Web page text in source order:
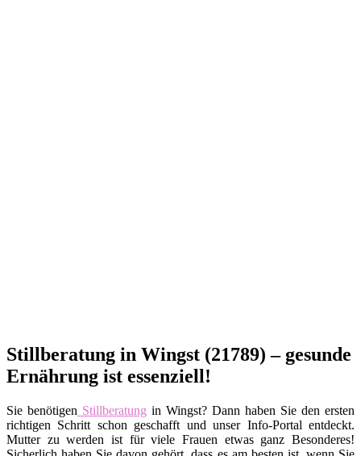
Stillberatung in Wingst (21789) – gesunde
Ernährung ist essenziell!
Sie benötigen Stillberatung in Wingst? Dann haben Sie den ersten
richtigen Schritt schon geschafft und unser Info-Portal entdeckt.
Mutter zu werden ist für viele Frauen etwas ganz Besonderes!